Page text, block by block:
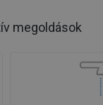
megoldások